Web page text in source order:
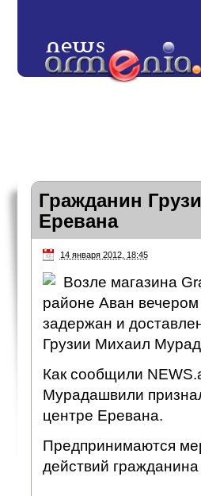
Гражданин
Еревана
14 января 2012, 18:45
Возле магазина
районе Аван
задержан и
Грузии Михаил
Как сообщили
Мурадашвили
центре Еревана.
Предпринимаются
действий